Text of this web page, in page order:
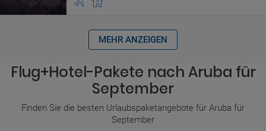
MEHR ANZEIGEN
Flug+Hotel-Pakete nach Aruba für
September
Finden Sie die besten Urlaubspaketangebote für Aruba für
September